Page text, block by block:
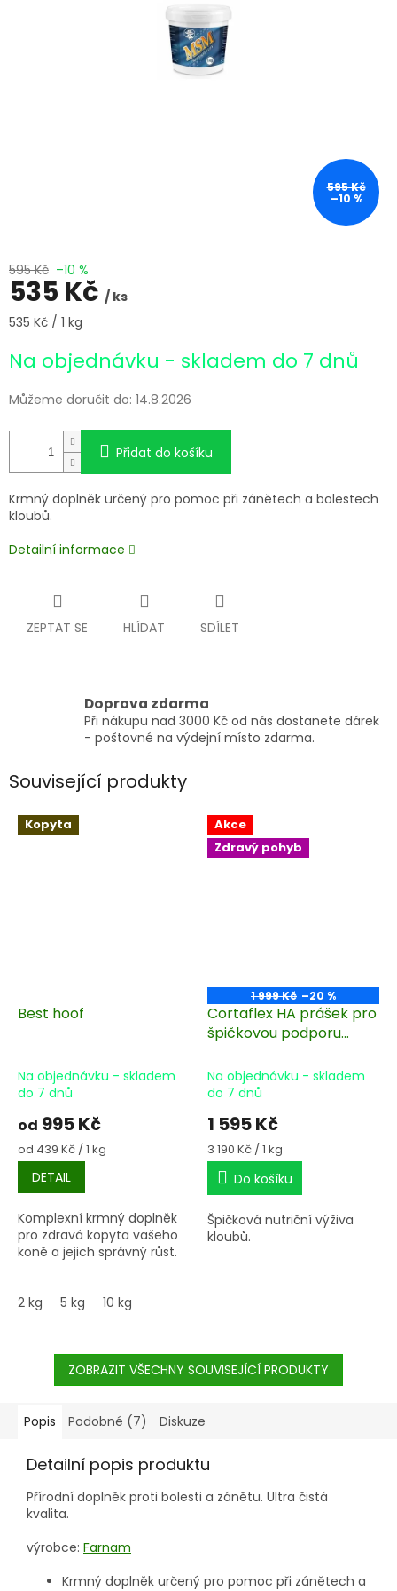
595 Kč
–10 %
595 Kč –10 %
535 Kč / ks
Měrná
535 Kč / 1 kg
Na objednávku - skladem do 7 dnů
Můžeme doručit do: 14.8.2026
Přidat do košíku
Krmný doplněk určený pro pomoc při zánětech a bolestech
kloubů.
Detailní informace
ZEPTAT SE HLÍDAT SDÍLET
Doprava zdarma
Při nákupu nad 3000 Kč od nás dostanete dárek
- poštovné na výdejní místo zdarma.
Související produkty
Kopyta
Best hoof
Na objednávku - skladem
do 7 dnů
od 995 Kč
Měrná
cena:
od 439 Kč / 1 kg
DETAIL
Komplexní krmný doplněk
pro zdravá kopyta vašeho
koně a jejich správný růst.
2 kg 5 kg 10 kg
Akce
Zdravý pohyb
1 999 Kč –20 %
Cortaflex HA prášek pro
špičkovou podporu
Na objednávku - skladem
do 7 dnů
1 595 Kč
Měrná
cena:
3 190 Kč / 1 kg
Do košíku
Špičková nutriční výživa
kloubů.
ZOBRAZIT VŠECHNY SOUVISEJÍCÍ PRODUKTY
Popis Podobné (7) Diskuze
Detailní popis produktu
Přírodní doplněk proti bolesti a zánětu. Ultra čistá
kvalita.
výrobce: Farnam
Krmný doplněk určený pro pomoc při zánětech a